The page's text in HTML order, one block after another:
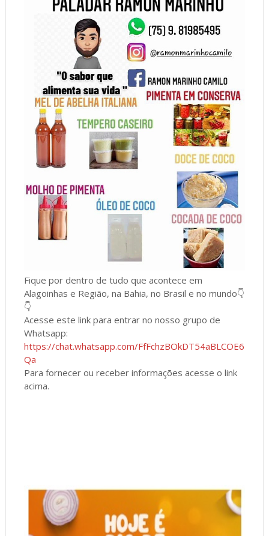
Fique por dentro de tudo que acontece em
Alagoinhas e Região, na Bahia, no Brasil e no mundo👇
👇
Acesse este link para entrar no nosso grupo de
Whatsapp:
https://chat.whatsapp.com/FfFchzBOkDT54aBLCOE6
Qa
Para fornecer ou receber informações acesse o link
acima.